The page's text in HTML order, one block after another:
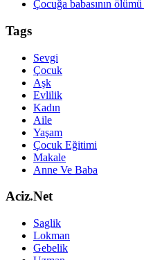
Çocuğa babasının
Tags
Sevgi
Çocuk
Aşk
Evlilik
Kadın
Aile
Yaşam
Çocuk Eğitimi
Makale
Anne Ve Baba
Aciz.Net
Saglik
Lokman
Gebelik